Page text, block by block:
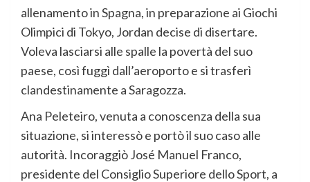
allenamento in Spagna, in preparazione ai Giochi
Olimpici di Tokyo, Jordan decise di disertare.
Voleva lasciarsi alle spalle la povertà del suo
paese, così fuggì dall’aeroporto e si trasferì
clandestinamente a Saragozza.
Ana Peleteiro, venuta a conoscenza della sua
situazione, si interessò e portò il suo caso alle
autorità. Incoraggiò José Manuel Franco,
presidente del Consiglio Superiore dello Sport, a